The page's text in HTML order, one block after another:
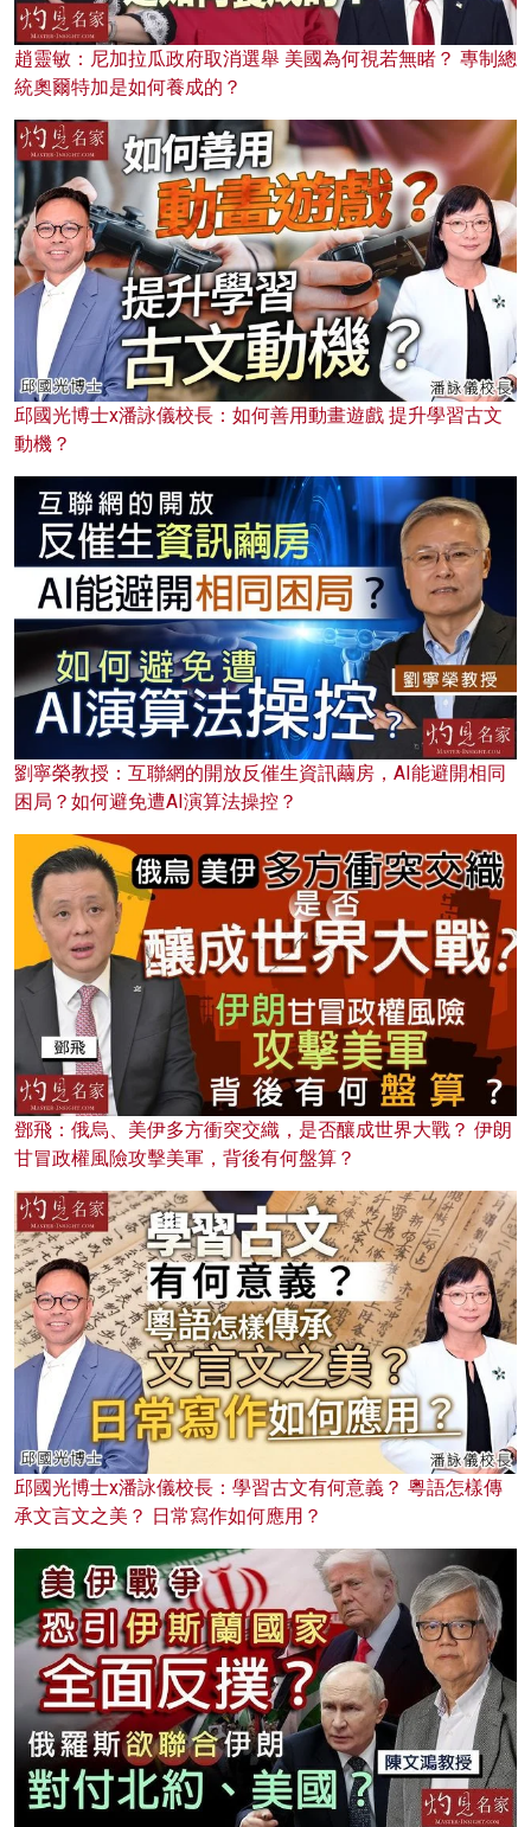
趙靈敏：尼加拉瓜政府取消選舉 美國為何視若無睹？ 專制總
統奧爾特加是如何養成的？
邱國光博士x潘詠儀校長：如何善用動畫遊戲 提升學習古文
動機？
劉寧榮教授：互聯網的開放反催生資訊繭房，AI能避開相同
困局？如何避免遭AI演算法操控？
鄧飛：俄烏、美伊多方衝突交織，是否釀成世界大戰？ 伊朗
甘冒政權風險攻擊美軍，背後有何盤算？
邱國光博士x潘詠儀校長：學習古文有何意義？ 粵語怎樣傳
承文言文之美？ 日常寫作如何應用？